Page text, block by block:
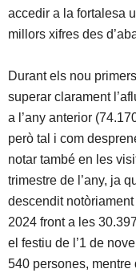
accedir a la fortalesa
millors xifres des
Durant els nou
superar clarament
a l’any anterior
però tal i com
notar també en les
trimestre de l’any, ja
descendit
2024 front a les
el festiu de l’1 de
540 persones,